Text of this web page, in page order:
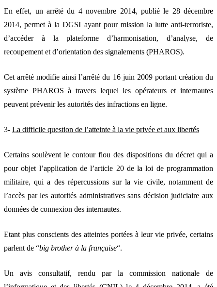
En effet, un arrêté du 4 novembre 2014, publié le 28 décembre
2014, permet à la DGSI ayant pour mission la lutte anti-terroriste,
d’accéder à la plateforme d’harmonisation, d’analyse, de
recoupement et d’orientation des signalements (PHAROS).
Cet arrêté modifie ainsi l’arrêté du 16 juin 2009 portant création du
système PHAROS à travers lequel les opérateurs et internautes
peuvent prévenir les autorités des infractions en ligne.
3- La difficile question de l’atteinte à la vie privée et aux libertés
Certains soulèvent le contour flou des dispositions du décret qui a
pour objet l’application de l’article 20 de la loi de programmation
militaire, qui a des répercussions sur la vie civile, notamment de
l’accès par les autorités administratives sans décision judiciaire aux
données de connexion des internautes.
Etant plus conscients des atteintes portées à leur vie privée, certains
parlent de “big brother à la française“.
Un avis consultatif, rendu par la commission nationale de